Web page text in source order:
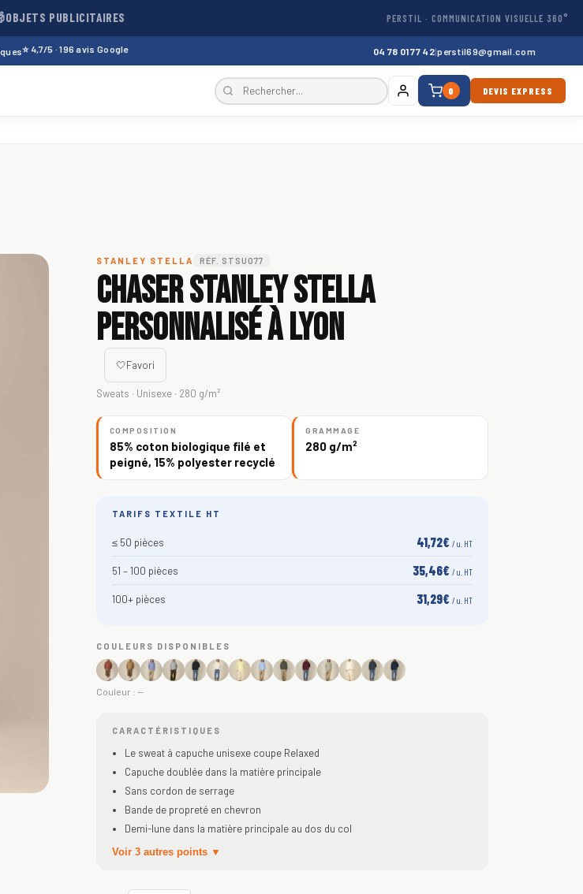
OBJETS PUBLICITAIRES PERSTIL · COMMUNICATION VISUELLE 360°
⭐ 4,7/5 · 196 avis Google 04 78 01 77 42|perstil69@gmail.com
0 DEVIS EXPRESS
STANLEY STELLA RÉF. STSU077
Chaser Stanley Stella
personnalisé à Lyon
🤍Favori
Sweats · Unisexe · 280 g/m²
COMPOSITION
85% coton biologique filé et
peigné, 15% polyester recyclé
GRAMMAGE
280 g/m²
TARIFS TEXTILE HT
≤ 50 pièces 41,72€ / u. HT
51 – 100 pièces 35,46€ / u. HT
100+ pièces 31,29€ / u. HT
COULEURS DISPONIBLES
Couleur : —
CARACTÉRISTIQUES
Le sweat à capuche unisexe coupe Relaxed
Capuche doublée dans la matière principale
Sans cordon de serrage
Bande de propreté en chevron
Demi-lune dans la matière principale au dos du col
Voir 3 autres points ▼